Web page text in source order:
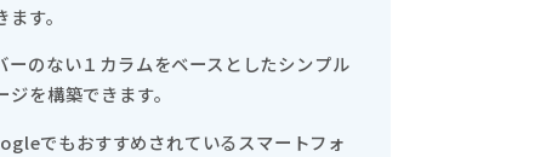
す。
のない１カラムをベースとしたシンプル
を構築できます。
でもおすすめされているスマートフォ